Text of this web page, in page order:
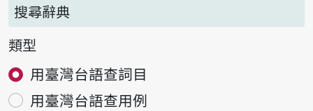
搜尋辭典
類型
用臺灣台語查詞目
用臺灣台語查用例